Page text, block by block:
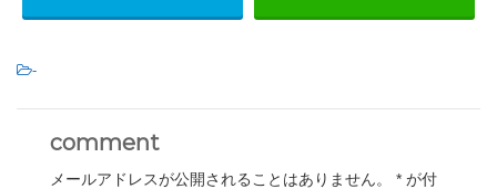
-
comment
メールアドレスが公開されることはありません。 * が付